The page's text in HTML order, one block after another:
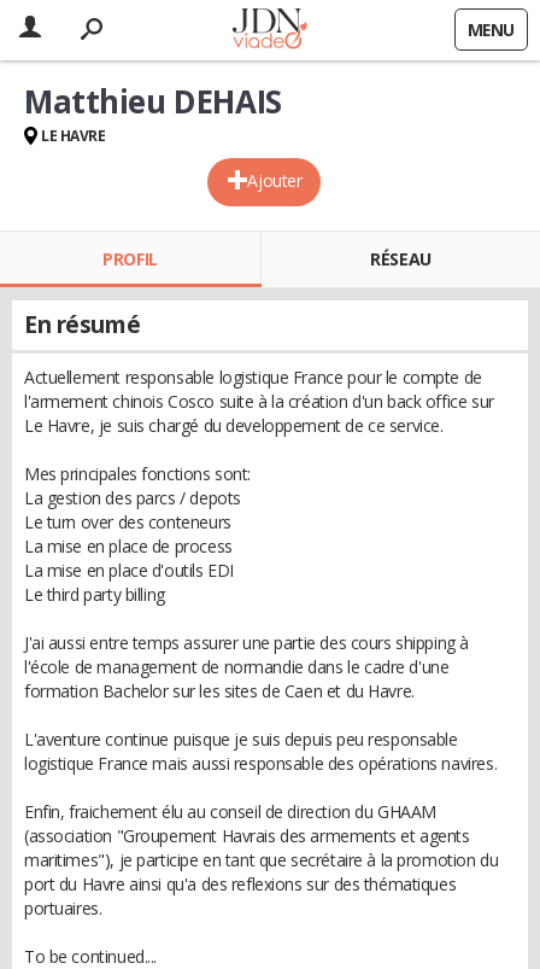
MENU
Ajouter
Matthieu DEHAIS
LE HAVRE
PROFIL RÉSEAU
En résumé
Actuellement responsable logistique France pour le compte de
l'armement chinois Cosco suite à la création d'un back office sur
Le Havre, je suis chargé du developpement de ce service.
Mes principales fonctions sont:
La gestion des parcs / depots
Le turn over des conteneurs
La mise en place de process
La mise en place d'outils EDI
Le third party billing
J'ai aussi entre temps assurer une partie des cours shipping à
l'école de management de normandie dans le cadre d'une
formation Bachelor sur les sites de Caen et du Havre.
L'aventure continue puisque je suis depuis peu responsable
logistique France mais aussi responsable des opérations navires.
Enfin, fraichement élu au conseil de direction du GHAAM
(association "Groupement Havrais des armements et agents
maritimes"), je participe en tant que secrétaire à la promotion du
port du Havre ainsi qu'a des reflexions sur des thématiques
portuaires.
To be continued....